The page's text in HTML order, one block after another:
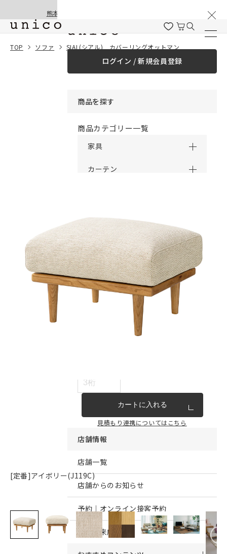
熊本地震の影響による配送遅延と停止について
ログイン / 新規会員登録
商品を探す
商品カテゴリー一覧
家具
カーテン
インテリア雑貨・その他
家具シリーズ一覧
新商品
アウトレット商品
カートに入れる
見積もり連携についてはこちら
店舗情報
店舗一覧
店舗からのお知らせ
予約｜オンライン接客予約
予約｜来店予約
TOP ソファ SIAL(シアル) カバーリングオットマン
一緒に購入する
[定番]アイボリー(J119C)